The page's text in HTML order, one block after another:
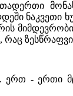
ნაკვეთი
- ერთი